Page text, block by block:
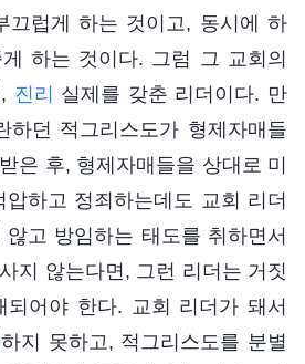
끄럽게 하는 것이고, 동시에 하
하는 것이다. 그럼 그 교회의
진리 실제를 갖춘 리더이다. 만
하던 적그리스도가 형제자매들
은 후, 형제자매들을 상대로 미
하고 정죄하는데도 교회 리더
고 방임하는 태도를 취하면서
지 않는다면, 그런 리더는 거짓
되어야 한다. 교회 리더가 돼서
지 못하고, 적그리스도를 분별